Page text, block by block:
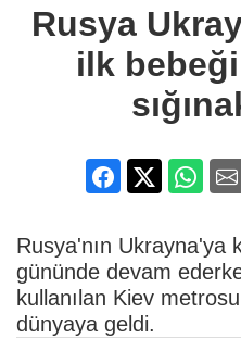
ilk
bebeği!
Gözlerini
sığınakta
açtı
Rusya
ilk
Rusya'nın Ukrayna'ya
gününde devam
kullanılan Kiev
dünyaya geldi.